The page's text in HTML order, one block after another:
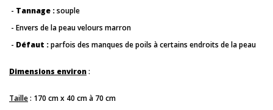
- Tannage :souple
- Envers de la peau velours marron
- Défaut :parfois des manques de poils à certains endroits de la peau
Dimensions environ:
Taille: 170 cm x 40 cm à 70 cm